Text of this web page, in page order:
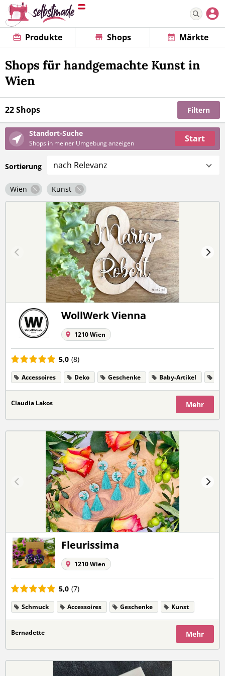
Produkte Shops Märkte
Shops für handgemachte Kunst in
Wien
22 Shops Filtern
Standort-Suche
Shops in meiner Umgebung anzeigen Start
Sortierung nach Relevanz
Wien Kunst
WollWerk Vienna
1210 Wien
5,0 (8)
Accessoires Deko Geschenke Baby-Artikel
Claudia Lakos Mehr
Fleurissima
1210 Wien
5,0 (7)
Schmuck Accessoires Geschenke Kunst
Bernadette Mehr